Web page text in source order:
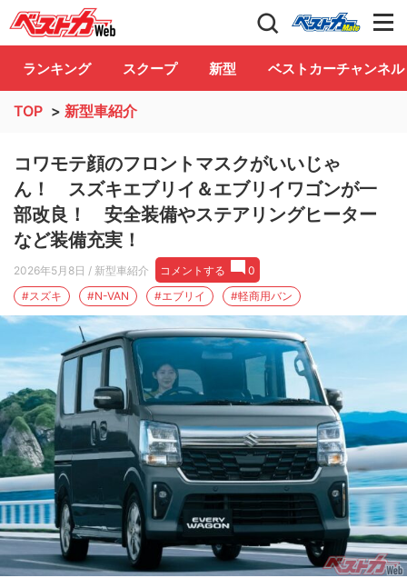
自動車情報誌「ベストカー」 Club
ランキング スクープ 新型 ベストカーチャンネル
TOP > 新型車紹介
コワモテ顔のフロントマスクがいいじゃ
ん！ スズキエブリイ＆エブリイワゴンが一
部改良！ 安全装備やステアリングヒーター
など装備充実！
2026年5月8日 / 新型車紹介 コメントする
0
#スズキ
#N-VAN #エブリイ #軽商用バン